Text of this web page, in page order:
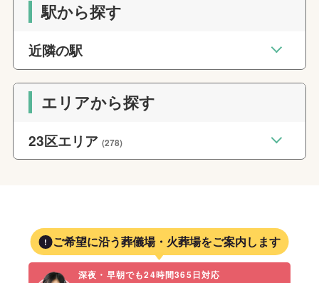
駅から探す
近隣の駅
エリアから探す
23区エリア(278)
ご希望に沿う葬儀場・火葬場をご案内します
深夜・早朝でも24時間365日対応